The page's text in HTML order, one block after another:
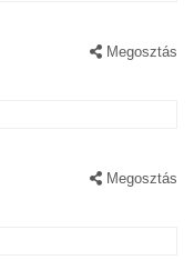
Megosztás
Megosztás